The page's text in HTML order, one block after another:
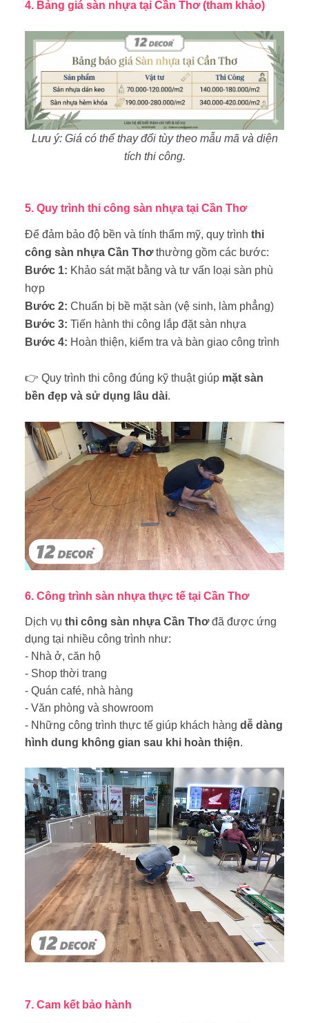
4. Bảng giá sàn nhựa tại Cần Thơ (tham khảo)
Lưu ý: Giá có thể thay đổi tùy theo mẫu mã và diện
tích thi công.
5. Quy trình thi công sàn nhựa tại Cần Thơ
Để đảm bảo độ bền và tính thẩm mỹ, quy trình thi
công sàn nhựa Cần Thơthường gồm các bước:
Bước 1: Khảo sát mặt bằng và tư vấn loại sàn phù
hợp
Bước 2: Chuẩn bị bề mặt sàn (vệ sinh, làm phẳng)
Bước 3: Tiến hành thi công lắp đặt sàn nhựa
Bước 4: Hoàn thiện, kiểm tra và bàn giao công trình
👉 Quy trình thi công đúng kỹ thuật giúp mặt sàn
bền đẹp và sử dụng lâu dài.
6. Công trình sàn nhựa thực tế tại Cần Thơ
Dịch vụ thi công sàn nhựa Cần Thơđã được ứng
dụng tại nhiều công trình như:
- Nhà ở, căn hộ
- Shop thời trang
- Quán café, nhà hàng
- Văn phòng và showroom
- Những công trình thực tế giúp khách hàng dễ dàng
hình dung không gian sau khi hoàn thiện.
7. Cam kết bảo hành